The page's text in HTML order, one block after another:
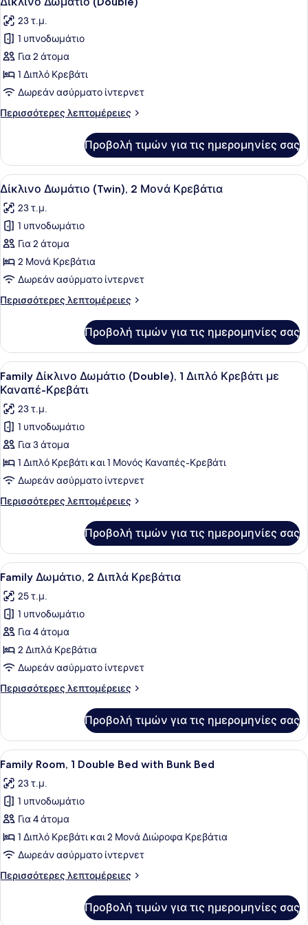
POOL
ACCESS)
όλων
των
φωτογραφιών
για
Δίκλινο
Δωμάτιο
(Double)
23 τ.μ.
1 υπνοδωμάτιο
Για 2 άτομα
1 Διπλό Κρεβάτι
Δωρεάν ασύρματο ίντερνετ
Περισσότερες λεπτομέρειες
Περισσότερες
Δωμάτιο
(Double)
Προβολή τιμών για τις ημερομηνίες σας
Προβολή
όλων
των
φωτογραφιών
για
Δίκλινο
Δωμάτιο
(Twin),
2
Ένα δωμάτιο ξενοδοχείου με δύο
7
Δίκλινο Δωμάτιο (Twin), 2 Μονά Κρεβάτια
23 τ.μ.
1 υπνοδωμάτιο
Για 2 άτομα
2 Μονά Κρεβάτια
Δωρεάν ασύρματο ίντερνετ
Περισσότερες λεπτομέρειες
Περισσότερες
Δωμάτιο
(Twin),
2
Μονά
Κρεβάτια
Προβολή τιμών για τις ημερομηνίες σας
Προβολή
όλων
των
φωτογραφιών
για
Family
Δίκλινο
Δωμάτιο
(Double),
1
Κρεβάτι
με
Καναπέ-
Κρεβάτι
Ένα σύγχρονο υπνοδωμάτιο με
9
Family Δίκλινο Δωμάτιο (Double), 1 Διπλό Κρεβάτι με
Καναπέ-Κρεβάτι
23 τ.μ.
1 υπνοδωμάτιο
Για 3 άτομα
1 Διπλό Κρεβάτι και 1 Μονός Καναπές-Κρεβάτι
Δωρεάν ασύρματο ίντερνετ
Περισσότερες λεπτομέρειες
Περισσότερες
Δίκλινο
Δωμάτιο
(Double),
Διπλό
Κρεβάτι
με
Καναπέ-
Κρεβάτι
Προβολή τιμών για τις ημερομηνίες σας
Προβολή
όλων
των
φωτογραφιών
για
Family
Δωμάτιο,
2
Διπλά
Ένα δωμάτιο ξενοδοχείου με ένα
9
Family Δωμάτιο, 2 Διπλά Κρεβάτια
25 τ.μ.
1 υπνοδωμάτιο
Για 4 άτομα
2 Διπλά Κρεβάτια
Δωρεάν ασύρματο ίντερνετ
Περισσότερες λεπτομέρειες
Περισσότερες
Δωμάτιο,
Διπλά
Κρεβάτια
Προβολή τιμών για τις ημερομηνίες σας
Προβολή
όλων
των
φωτογραφιών
για
Family
Room,
1
Double
Ένα σύγχρονο δωμάτιο
7
Family Room, 1 Double Bed with Bunk Bed
23 τ.μ.
1 υπνοδωμάτιο
Για 4 άτομα
1 Διπλό Κρεβάτι και 2 Μονά Διώροφα Κρεβάτια
Δωρεάν ασύρματο ίντερνετ
Περισσότερες λεπτομέρειες
Περισσότερες
Προβολή τιμών για τις ημερομηνίες σας